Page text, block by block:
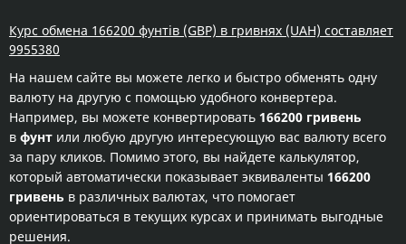
Курс обмена 166200 фунтів (GBP) в гривнях (UAH) составляет
9955380
На нашем сайте вы можете легко и быстро обменять одну
валюту на другую с помощью удобного конвертера.
Например, вы можете конвертировать 166200 гривень
в фунт или любую другую интересующую вас валюту всего
за пару кликов. Помимо этого, вы найдете калькулятор,
который автоматически показывает эквиваленты 166200
гривень в различных валютах, что помогает
ориентироваться в текущих курсах и принимать выгодные
решения.